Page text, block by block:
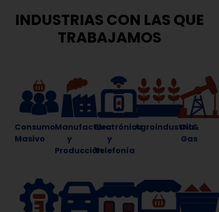
INDUSTRIAS CON LAS QUE
TRABAJAMOS
Consumo
Masivo
Manufactura
y
Producción
Electrónica
y
Telefonía
Agroindustria
Oil &
Gas